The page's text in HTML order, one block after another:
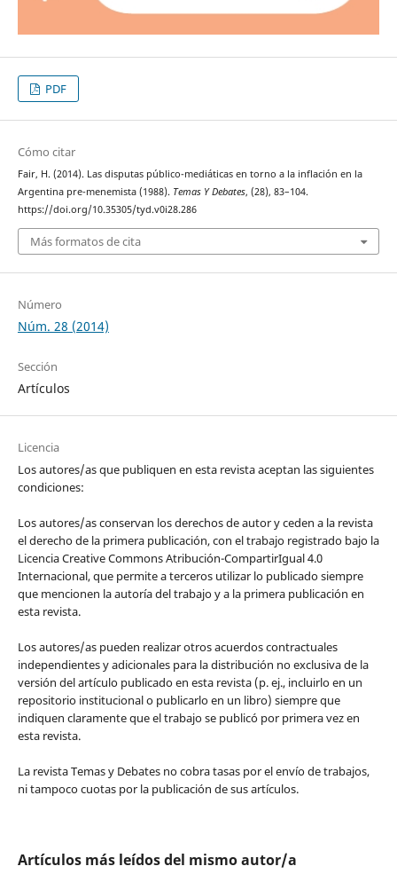
PDF
Cómo citar
Fair, H. (2014). Las disputas público-mediáticas en torno a la inflación en la
Argentina pre-menemista (1988). Temas Y Debates, (28), 83–104.
https://doi.org/10.35305/tyd.v0i28.286
Más formatos de cita
Número
Núm. 28 (2014)
Sección
Artículos
Licencia
Los autores/as que publiquen en esta revista aceptan las siguientes
condiciones:
Los autores/as conservan los derechos de autor y ceden a la revista
el derecho de la primera publicación, con el trabajo registrado bajo la
Licencia Creative Commons Atribución-CompartirIgual 4.0
Internacional, que permite a terceros utilizar lo publicado siempre
que mencionen la autoría del trabajo y a la primera publicación en
esta revista.
Los autores/as pueden realizar otros acuerdos contractuales
independientes y adicionales para la distribución no exclusiva de la
versión del artículo publicado en esta revista (p. ej., incluirlo en un
repositorio institucional o publicarlo en un libro) siempre que
indiquen claramente que el trabajo se publicó por primera vez en
esta revista.
La revista Temas y Debates no cobra tasas por el envío de trabajos,
ni tampoco cuotas por la publicación de sus artículos.
Artículos más leídos del mismo autor/a